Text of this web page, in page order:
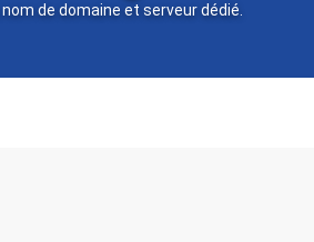
de domaine et serveur dédié.